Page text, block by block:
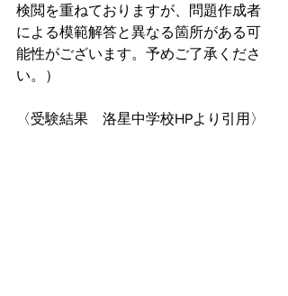
検閲を重ねておりますが、問題作成者
による模範解答と異なる箇所がある可
能性がございます。予めご了承くださ
い。）
〈受験結果　洛星中学校HPより引用〉